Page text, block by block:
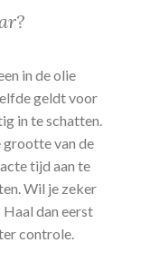
in de olie
geldt voor
in te schatten.
van de
tijd aan te
Wil je zeker
dan eerst
controle.